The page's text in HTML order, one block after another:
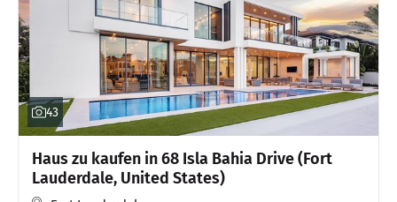
43
Haus zu kaufen in 68 Isla Bahia Drive (Fort
Lauderdale, United States)